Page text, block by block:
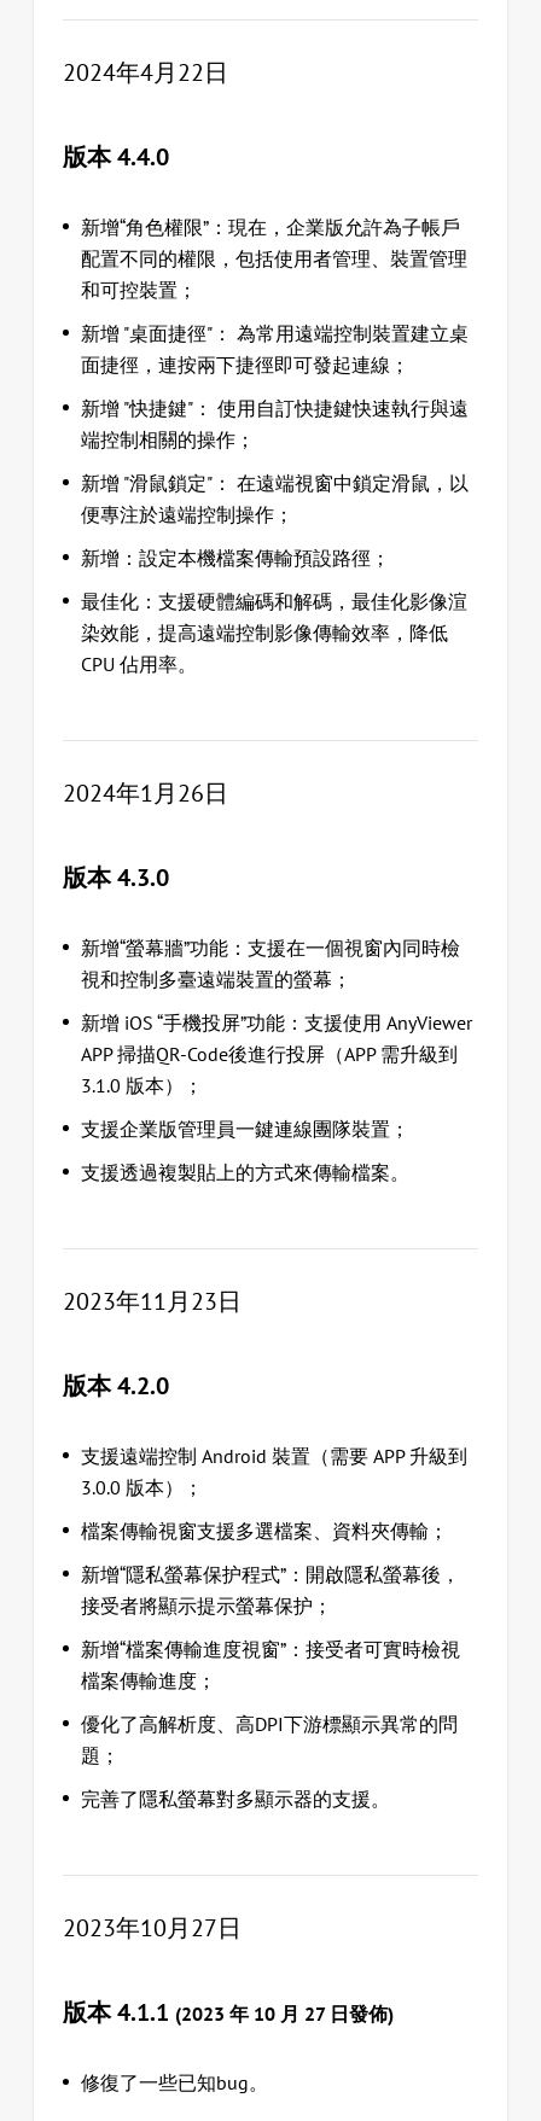
2024年4月22日
版本 4.4.0
新增“角色權限”：現在，企業版允許為子帳戶
配置不同的權限，包括使用者管理、裝置管理
和可控裝置；
新增 "桌面捷徑"： 為常用遠端控制裝置建立桌
面捷徑，連按兩下捷徑即可發起連線；
新增 "快捷鍵"： 使用自訂快捷鍵快速執行與遠
端控制相關的操作；
新增 "滑鼠鎖定"： 在遠端視窗中鎖定滑鼠，以
便專注於遠端控制操作；
新增：設定本機檔案傳輸預設路徑；
最佳化：支援硬體編碼和解碼，最佳化影像渲
染效能，提高遠端控制影像傳輸效率，降低
CPU 佔用率。
2024年1月26日
版本 4.3.0
新增“螢幕牆”功能：支援在一個視窗內同時檢
視和控制多臺遠端裝置的螢幕；
新增 iOS “手機投屏”功能：支援使用 AnyViewer
APP 掃描QR-Code後進行投屏（APP 需升級到
3.1.0 版本）；
支援企業版管理員一鍵連線團隊裝置；
支援透過複製貼上的方式來傳輸檔案。
2023年11月23日
版本 4.2.0
支援遠端控制 Android 裝置（需要 APP 升級到
3.0.0 版本）；
檔案傳輸視窗支援多選檔案、資料夾傳輸；
新增“隱私螢幕保护程式”：開啟隱私螢幕後，
接受者將顯示提示螢幕保护；
新增“檔案傳輸進度視窗”：接受者可實時檢視
檔案傳輸進度；
優化了高解析度、高DPI下游標顯示異常的問
題；
完善了隱私螢幕對多顯示器的支援。
2023年10月27日
版本 4.1.1 (2023 年 10 月 27 日發佈)
修復了一些已知bug。